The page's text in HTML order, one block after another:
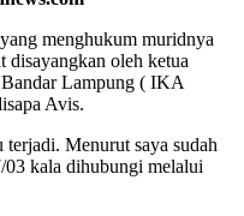
menghukum muridnya
disayangkan oleh ketua
Lampung ( IKA
Avis.
terjadi. Menurut saya sudah
03 kala dihubungi melalui